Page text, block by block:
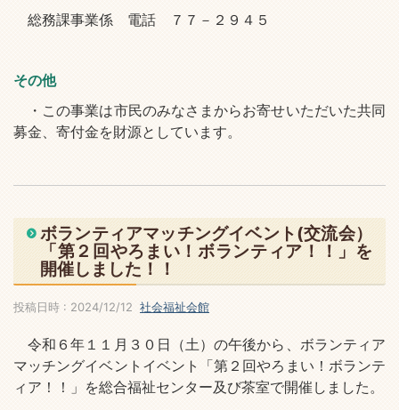
総務課事業係 電話 ７７－２９４５
その他
・この事業は市民のみなさまからお寄せいただいた共同
募金、寄付金を財源としています。
ボランティアマッチングイベント(交流会）
「第２回やろまい！ボランティア！！」を
開催しました！！
投稿日時 : 2024/12/12 社会福祉会館
令和６年１１月３０日（土）の午後から、ボランティア
マッチングイベントイベント「第２回やろまい！ボランテ
ィア！！」を総合福祉センター及び茶室で開催しました。